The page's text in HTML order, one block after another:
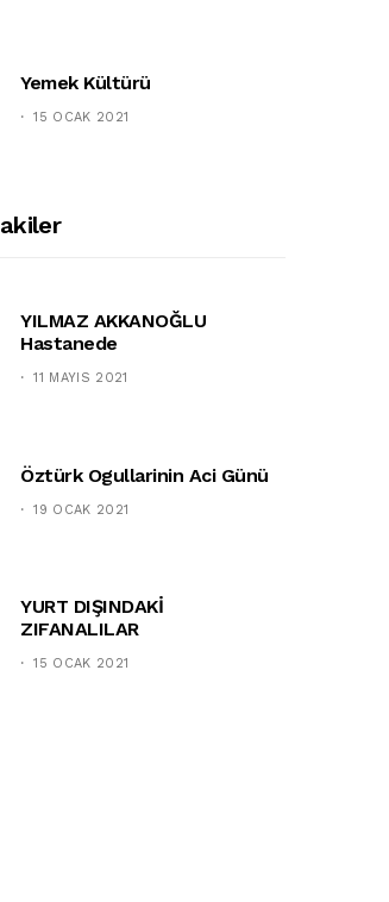
Yemek Kültürü
15 OCAK 2021
YILMAZ AKKANOĞLU
Hastanede
11 MAYIS 2021
Öztürk Ogullarinin Aci Günü
19 OCAK 2021
YURT DIŞINDAKİ
ZIFANALILAR
15 OCAK 2021